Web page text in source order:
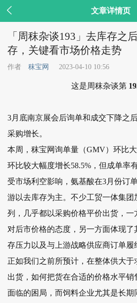
 文章详情页
「周秣杂谈193」去库存之
存，关键看市场价格走势
作者 秣宝网 2023-04-10 10:56
这是周秣杂谈第
3月底南京展会后询单和成交下降之
采购增长。
本周，秣宝网询单量（GMV）环比
环比较大幅度增长58.5%，但成单率
受市场利空影响，氨基酸在3月份订
游以去库存为主。不少工贸一体集
列，几乎都以采购价格平价出货，一
对后市价格的态度，另一方面体现
存压力以及与上游战略供应商订单履
正如我们之前所预计，在整体供大
出货，如何把货在合适的价格水平
面临的困局，而饲料企业尤其是长期